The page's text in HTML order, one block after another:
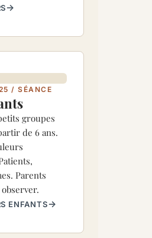
/ SÉANCE
groupes
de 6 ans.
Parents
ENFANTS